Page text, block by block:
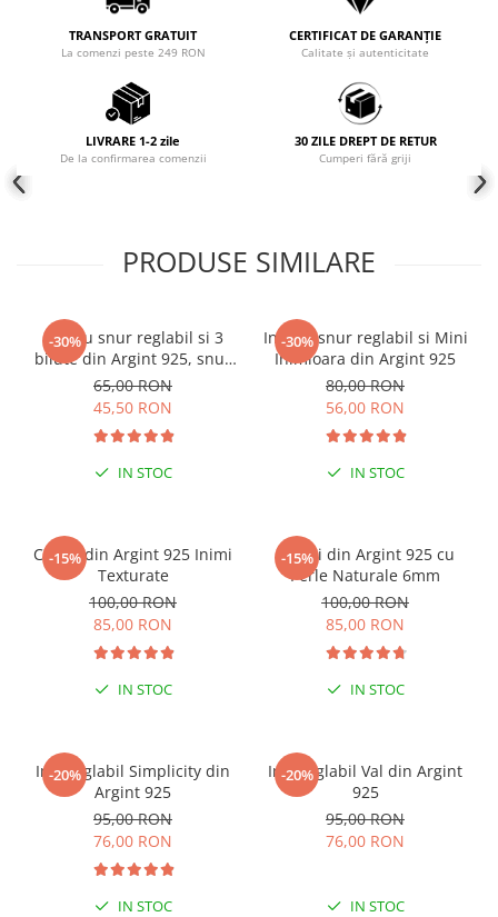
Coliere cu mărgele colorate și
Coliere cu pietre semiprețioase
TRANSPORT GRATUIT
La comenzi peste 249 RON
CERTIFICAT DE GARANȚIE
Calitate și autenticitate
LIVRARE 1-2 zile
De la confirmarea comenzii
30 ZILE DREPT DE RETUR
Cumperi fără griji
PRODUSE SIMILARE
-30%
Inel cu snur reglabil si 3
bilute din Argint 925, snur
negru reglabil
65,00 RON
45,50 RON
IN STOC
-30%
Inel cu snur reglabil si Mini
Inimioara din Argint 925
80,00 RON
56,00 RON
IN STOC
-15%
Cercei din Argint 925 Inimi
Texturate
100,00 RON
85,00 RON
IN STOC
-15%
Cercei din Argint 925 cu
Perle Naturale 6mm
100,00 RON
85,00 RON
IN STOC
-20%
Inel reglabil Simplicity din
Argint 925
95,00 RON
76,00 RON
IN STOC
-20%
Inel reglabil Val din Argint
925
95,00 RON
76,00 RON
IN STOC